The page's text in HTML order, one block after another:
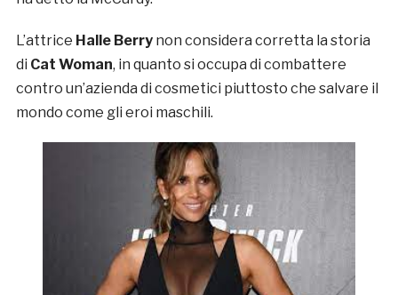
L’attrice Halle Berrynon considera corretta la storia
di Cat Woman, in quanto si occupa di combattere
contro un’azienda di cosmetici piuttosto che salvare il
mondo come gli eroi maschili.